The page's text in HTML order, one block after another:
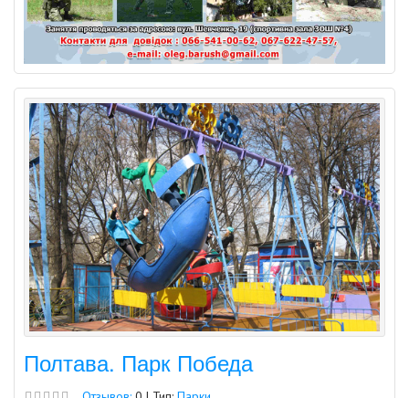
Полтава. Парк Победа